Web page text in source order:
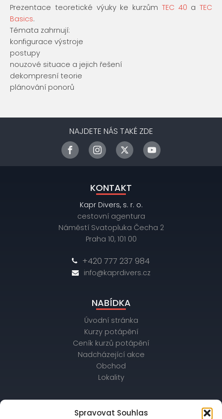
Spravovat Souhlas
Prezentace teoretické výuky ke kurzům TEC 40 a TEC
Basics.
Témata zahrnují:
konfigurace výstroje
postupy
nouzové situace a jejich řešení
dekompresní teorie
plánování ponorů
NAJDETE NÁS TAKÉ ZDE
KONTAKT
Kapr Divers, s. r. o.
cestovní agentura
Náměstí Svatopluka Čecha 2
Praha 10, 101 00
+420 777 237 984
info@kaprdivers.cz
NABÍDKA
Úvodní stránka
Kurzy potápění
Ceník kurzů potápění
Nadcházející akce
Obchod
Lokality
OBCHODNÍ ÚDAJE